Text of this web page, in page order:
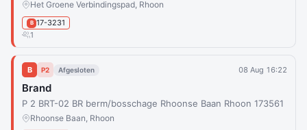
Het Groene Verbindingspad, Rhoon
B 17-3231
1
B P2 Afgesloten 08 Aug 16:22
Brand
P 2 BRT-02 BR berm/bosschage Rhoonse Baan Rhoon 173561
Rhoonse Baan, Rhoon